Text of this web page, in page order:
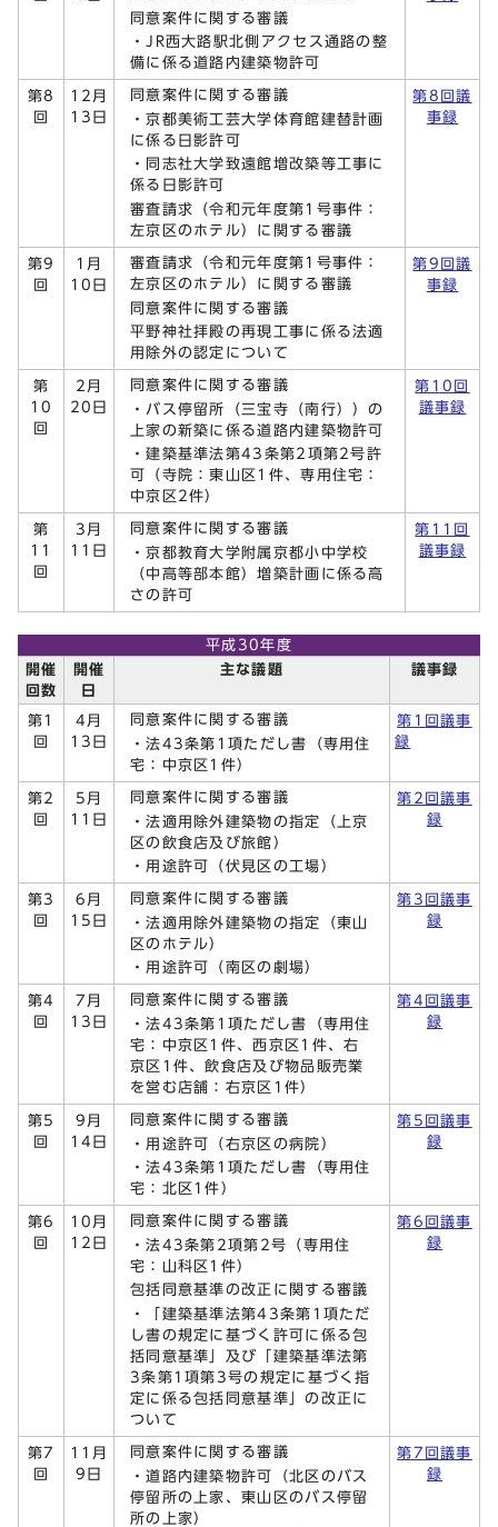
同意案件に関する審議
・JR西大路駅北側アクセス通路の整
備に係る道路内建築物許可
第8
回
12月
13日
同意案件に関する審議
・京都美術工芸大学体育館建替計画
に係る日影許可
・同志社大学致遠館増改築等工事に
係る日影許可
審査請求（令和元年度第1号事件：
左京区のホテル）に関する審議
第8回議
事録
第9
回
1月
10日
審査請求（令和元年度第1号事件：
左京区のホテル）に関する審議
同意案件に関する審議
平野神社拝殿の再現工事に係る法適
用除外の認定について
第9回議
事録
第
10
回
2月
20日
同意案件に関する審議
・バス停留所（三宝寺（南行））の
上家の新築に係る道路内建築物許可
・建築基準法第43条第2項第2号許
可（寺院：東山区1件、専用住宅：
中京区2件）
第10回
議事録
第
11
回
3月
11日
同意案件に関する審議
・京都教育大学附属京都小中学校
（中高等部本館）増築計画に係る高
さの許可
第11回
議事録
平成30年度
開催
回数
開催
日
主な議題 議事録
第1
回
4月
13日
同意案件に関する審議
・法43条第1項ただし書（専用住
宅：中京区1件）
第1回議事
録
第2
回
5月
11日
同意案件に関する審議
・法適用除外建築物の指定（上京
区の飲食店及び旅館）
・用途許可（伏見区の工場）
第2回議事
録
第3
回
6月
15日
同意案件に関する審議
・法適用除外建築物の指定（東山
区のホテル）
・用途許可（南区の劇場）
第3回議事
録
第4
回
7月
13日
同意案件に関する審議
・法43条第1項ただし書（専用住
宅：中京区1件、西京区1件、右
京区1件、飲食店及び物品販売業
を営む店舗：右京区1件）
第4回議事
録
第5
回
9月
14日
同意案件に関する審議
・用途許可（右京区の病院）
・法43条第1項ただし書（専用住
宅：北区1件）
第5回議事
録
第6
回
10月
12日
同意案件に関する審議
・法43条第2項第2号（専用住
宅：山科区1件）
包括同意基準の改正に関する審議
・「建築基準法第43条第1項ただ
し書の規定に基づく許可に係る包
括同意基準」及び「建築基準法第
3条第1項第3号の規定に基づく指
定に係る包括同意基準」の改正に
ついて
第6回議事
録
第7
回
11月
9日
同意案件に関する審議
・道路内建築物許可（北区のバス
停留所の上家、東山区のバス停留
所の上家）
第7回議事
録